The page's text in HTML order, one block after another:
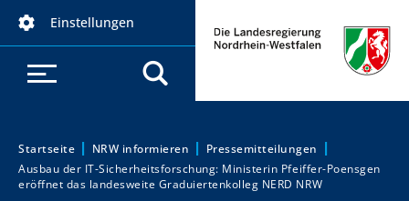
Einstellungen
Sie sind hier:
Startseite NRW informieren
Pressemitteilungen
Ausbau der IT-Sicherheitsforschung: Ministerin Pfeiffer-Poensgen
eröffnet das landesweite Graduiertenkolleg NERD NRW